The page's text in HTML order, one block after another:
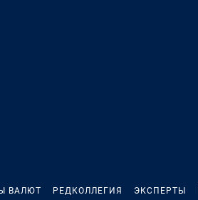
ВАЛЮТ РЕДКОЛЛЕГИЯ ЭКСПЕРТЫ